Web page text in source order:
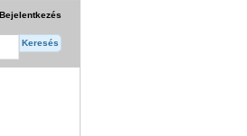
Bejelentkezés